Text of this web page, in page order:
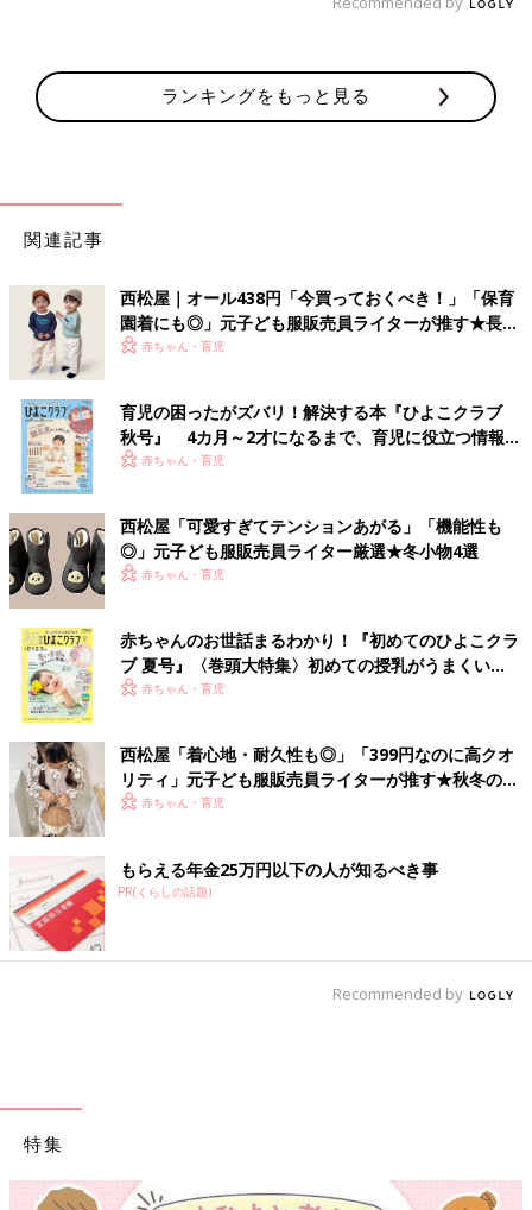
ランキングをもっと見る
関連記事
西松屋｜オール438円「今買っておくべき！」「保育
園着にも◎」元子ども服販売員ライターが推す★長袖
Tシャツ5選
赤ちゃん・育児
育児の困ったがズバリ！解決する本『ひよこクラブ
秋号』 4カ月～2才になるまで、育児に役立つ情報が
いっぱい！
赤ちゃん・育児
西松屋「可愛すぎてテンションあがる」「機能性も
◎」元子ども服販売員ライター厳選★冬小物4選
赤ちゃん・育児
赤ちゃんのお世話まるわかり！『初めてのひよこクラ
ブ 夏号』〈巻頭大特集〉初めての授乳がうまくい
く！ おっぱい・ミルクの基本と夏のトラブル 解決テ
赤ちゃん・育児
西松屋「着心地・耐久性も◎」「399円なのに高クオ
リティ」元子ども服販売員ライターが推す★秋冬のお
出かけアイテム5選
赤ちゃん・育児
もらえる年金25万円以下の人が知るべき事
PR(くらしの話題)
Recommended by
特集